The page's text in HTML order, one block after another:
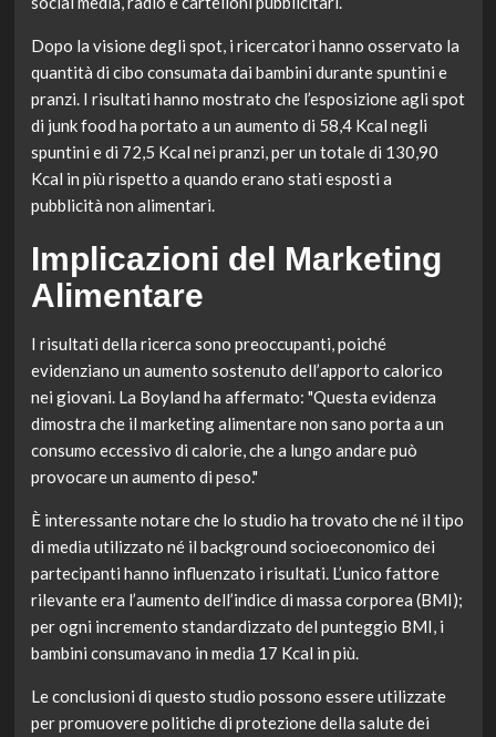
Dopo la visione degli spot, i ricercatori hanno osservato la
quantità di cibo consumata dai bambini durante spuntini e
pranzi. I risultati hanno mostrato che l’esposizione agli spot
di junk food ha portato a un aumento di 58,4 Kcal negli
spuntini e di 72,5 Kcal nei pranzi, per un totale di 130,90
Kcal in più rispetto a quando erano stati esposti a
pubblicità non alimentari.
Implicazioni del Marketing
Alimentare
I risultati della ricerca sono preoccupanti, poiché
evidenziano un aumento sostenuto dell’apporto calorico
nei giovani. La Boyland ha affermato: "Questa evidenza
dimostra che il marketing alimentare non sano porta a un
consumo eccessivo di calorie, che a lungo andare può
provocare un aumento di peso."
È interessante notare che lo studio ha trovato che né il tipo
di media utilizzato né il background socioeconomico dei
partecipanti hanno influenzato i risultati. L’unico fattore
rilevante era l’aumento dell’indice di massa corporea (BMI);
per ogni incremento standardizzato del punteggio BMI, i
bambini consumavano in media 17 Kcal in più.
Le conclusioni di questo studio possono essere utilizzate
per promuovere politiche di protezione della salute dei